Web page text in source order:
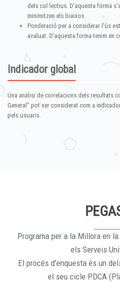
dels col·lectius. D'aquesta forma
minimitzen els biaixos.
Ponderació per a considerar l'ús
avaluat. D'aquesta forma tenim en
Indicador global
Una anàlisi de correlacions dels resultats
General" pot ser considerat com a
pels usuaris.
Programa per a la Millora en
els Serveis
El procés d'enquesta és un
el seu cicle PDCA